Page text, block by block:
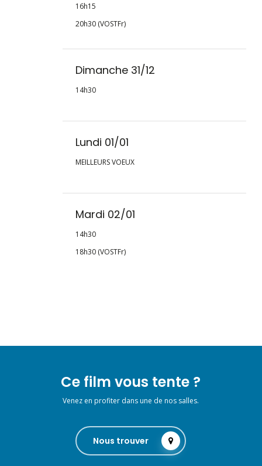
16h15
20h30 (VOSTFr)
Dimanche 31/12
14h30
Lundi 01/01
MEILLEURS VOEUX
Mardi 02/01
14h30
18h30 (VOSTFr)
Ce film vous tente ?
Venez en profiter dans une de nos salles.
Nous trouver